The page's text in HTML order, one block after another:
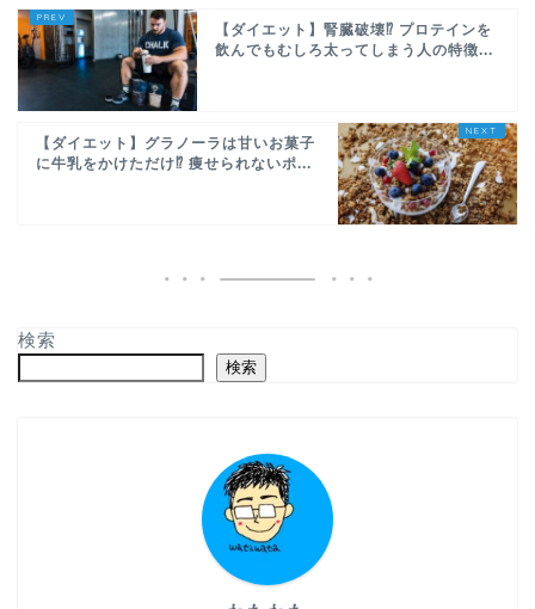
【ダイエット】腎臓破壊⁉ プロテインを
飲んでもむしろ太ってしまう人の特徴...
【ダイエット】グラノーラは甘いお菓子
に牛乳をかけただけ⁉ 痩せられないポ...
検索
検索